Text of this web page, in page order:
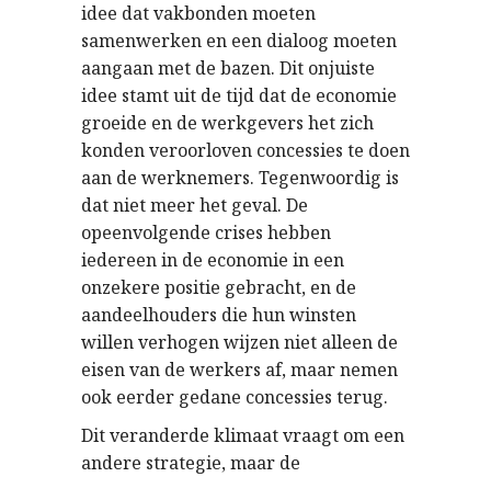
idee dat vakbonden moeten
samenwerken en een dialoog moeten
aangaan met de bazen. Dit onjuiste
idee stamt uit de tijd dat de economie
groeide en de werkgevers het zich
konden veroorloven concessies te doen
aan de werknemers. Tegenwoordig is
dat niet meer het geval. De
opeenvolgende crises hebben
iedereen in de economie in een
onzekere positie gebracht, en de
aandeelhouders die hun winsten
willen verhogen wijzen niet alleen de
eisen van de werkers af, maar nemen
ook eerder gedane concessies terug.
Dit veranderde klimaat vraagt om een
andere strategie, maar de